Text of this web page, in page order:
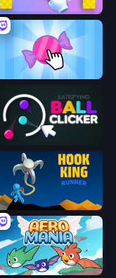
Money Ping Pong
Candy Clicker 2
Satisfying Ball Clicker
Hook King Runner
Aero Mania